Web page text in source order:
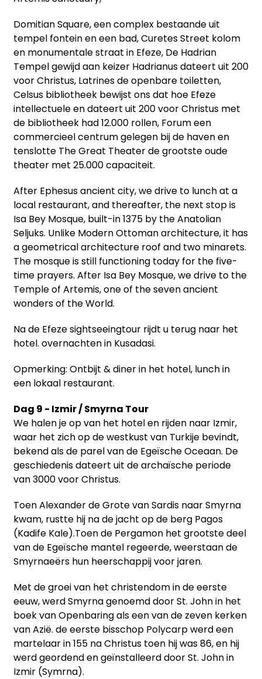
Domitian Square, een complex bestaande uit
tempel fontein en een bad, Curetes Street kolom
en monumentale straat in Efeze, De Hadrian
Tempel gewijd aan keizer Hadrianus dateert uit 200
voor Christus, Latrines de openbare toiletten,
Celsus bibliotheek bewijst ons dat hoe Efeze
intellectuele en dateert uit 200 voor Christus met
de bibliotheek had 12.000 rollen, Forum een
commercieel centrum gelegen bij de haven en
tenslotte The Great Theater de grootste oude
theater met 25.000 capaciteit.
After Ephesus ancient city, we drive to lunch at a
local restaurant, and thereafter, the next stop is
Isa Bey Mosque, built-in 1375 by the Anatolian
Seljuks. Unlike Modern Ottoman architecture, it has
a geometrical architecture roof and two minarets.
The mosque is still functioning today for the five-
time prayers. After Isa Bey Mosque, we drive to the
Temple of Artemis, one of the seven ancient
wonders of the World.
Na de Efeze sightseeingtour rijdt u terug naar het
hotel. overnachten in Kusadasi.
Opmerking: Ontbijt & diner in het hotel, lunch in
een lokaal restaurant.
Dag 9 - Izmir / Smyrna Tour
We halen je op van het hotel en rijden naar Izmir,
waar het zich op de westkust van Turkije bevindt,
bekend als de parel van de Egeïsche Oceaan. De
geschiedenis dateert uit de archaïsche periode
van 3000 voor Christus.
Toen Alexander de Grote van Sardis naar Smyrna
kwam, rustte hij na de jacht op de berg Pagos
(Kadife Kale).Toen de Pergamon het grootste deel
van de Egeïsche mantel regeerde, weerstaan de
Smyrnaeërs hun heerschappij voor jaren.
Met de groei van het christendom in de eerste
eeuw, werd Smyrna genoemd door St. John in het
boek van Openbaring als een van de zeven kerken
van Azië. de eerste bisschop Polycarp werd een
martelaar in 155 na Christus toen hij was 86, en hij
werd geordend en geïnstalleerd door St. John in
Izmir (Symrna).